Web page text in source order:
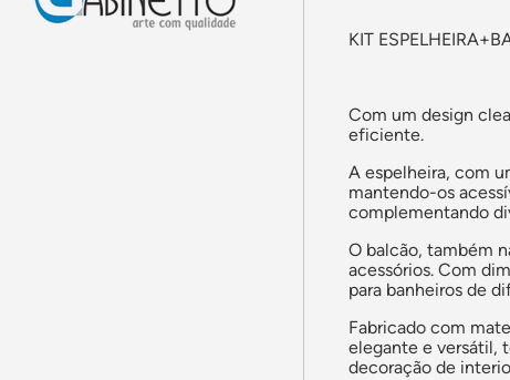
KIT
Com um design
eficiente.
A espelheira, com
mantendo-os
complementando
O balcão, também
acessórios. Com
para banheiros de
Fabricado com
elegante e versátil,
decoração de